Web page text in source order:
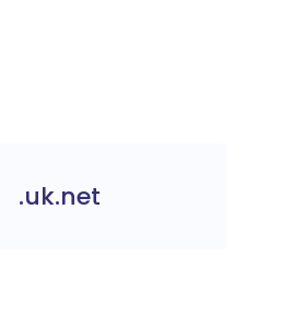
.uk.net